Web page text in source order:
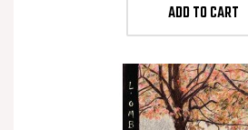
ADD TO CART